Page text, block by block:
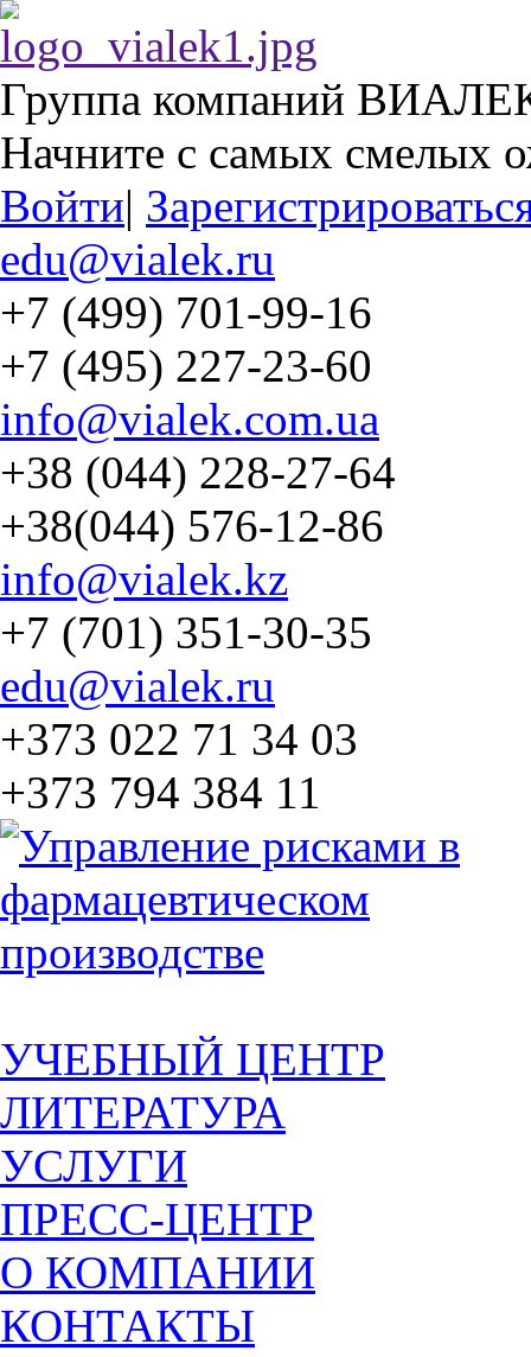
Группа компаний
Начните с самых смелых
Войти|
edu@vialek.ru
+7 (499) 701-99-16
+7 (495) 227-23-60
info@vialek.com.ua
+38 (044) 228-27-64
+38(044) 576-12-86
info@vialek.kz
+7 (701) 351-30-35
edu@vialek.ru
+373 022 71 34 03
+373 794 384 11
УЧЕБНЫЙ ЦЕНТР
ЛИТЕРАТУРА
УСЛУГИ
ПРЕСС-ЦЕНТР
О КОМПАНИИ
КОНТАКТЫ